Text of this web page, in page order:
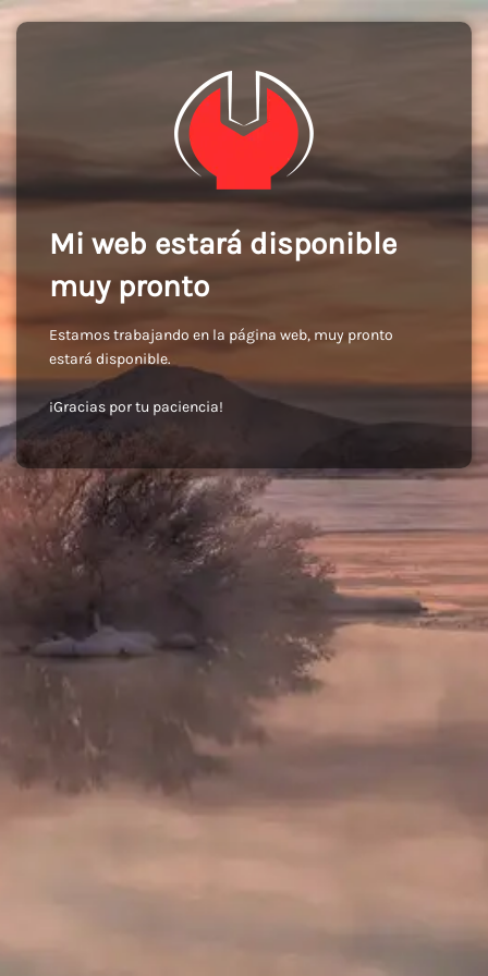
Mi web estará disponible
muy pronto
Estamos trabajando en la página web, muy pronto
estará disponible.
¡Gracias por tu paciencia!